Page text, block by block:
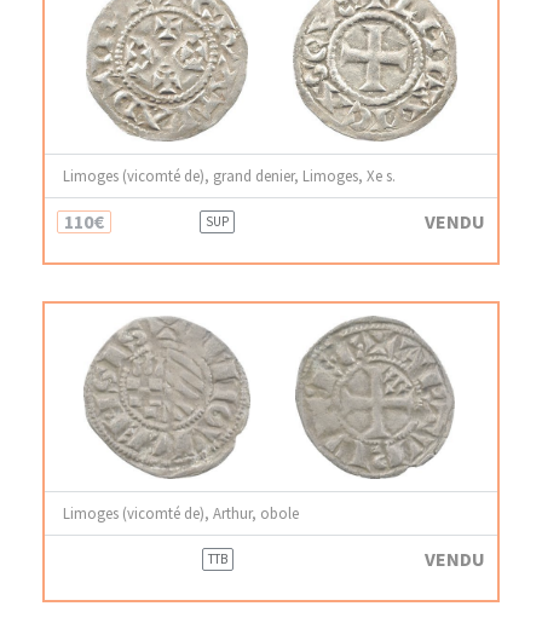
Limoges (vicomté de), grand denier, Limoges, Xe s.
110€ SUP VENDU
Limoges (vicomté de), Arthur, obole
TTB VENDU